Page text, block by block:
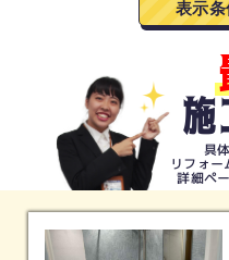
表示
施
具
リフォー
詳細ペ